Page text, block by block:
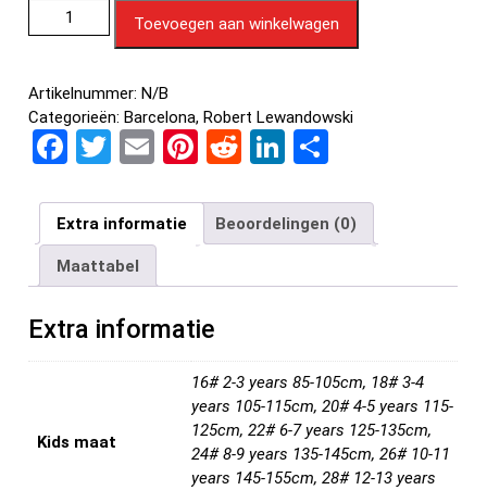
Toevoegen aan winkelwagen
Artikelnummer: N/B
Categorieën: Barcelona, Robert Lewandowski
F
ce
b
o
o
k
T
tt
er
E
ail
Pi
er
es
t
R
d
di
t
Li
ke
dI
n
e
n
Extra informatie Beoordelingen (0)
Maattabel
Extra informatie
Kids maat
16# 2-3 years 85-105cm, 18# 3-4
years 105-115cm, 20# 4-5 years 115-
125cm, 22# 6-7 years 125-135cm,
24# 8-9 years 135-145cm, 26# 10-11
years 145-155cm, 28# 12-13 years